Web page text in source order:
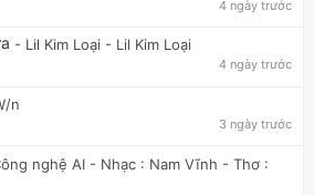
4 ngày trước
- Lil Kim Loại - Lil Kim Loại
4 ngày trước
n
3 ngày trước
nghệ AI - Nhạc : Nam Vĩnh - Thơ :